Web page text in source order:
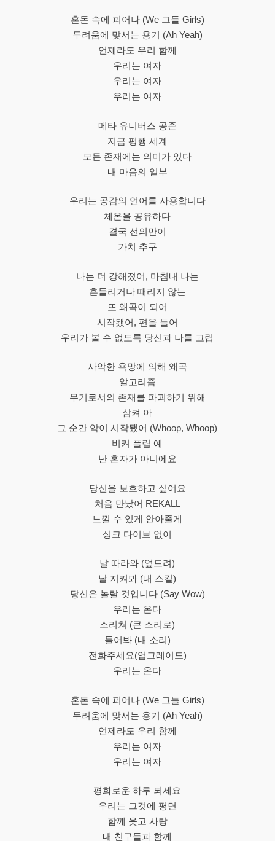
혼돈 속에 피어나 (We 그들 Girls)
두려움에 맞서는 용기 (Ah Yeah)
언제라도 우리 함께
우리는 여자
우리는 여자
우리는 여자
메타 유니버스 공존
지금 평행 세계
모든 존재에는 의미가 있다
내 마음의 일부
우리는 공감의 언어를 사용합니다
체온을 공유하다
결국 선의만이
가치 추구
나는 더 강해졌어, 마침내 나는
흔들리거나 때리지 않는
또 왜곡이 되어
시작됐어, 편을 들어
우리가 볼 수 없도록 당신과 나를 고립
사악한 욕망에 의해 왜곡
알고리즘
무기로서의 존재를 파괴하기 위해
삼켜 아
그 순간 악이 시작됐어 (Whoop, Whoop)
비켜 플립 예
난 혼자가 아니에요
당신을 보호하고 싶어요
처음 만났어 REKALL
느낄 수 있게 안아줄게
싱크 다이브 없이
날 따라와 (엎드려)
날 지켜봐 (내 스킬)
당신은 놀랄 것입니다 (Say Wow)
우리는 온다
소리쳐 (큰 소리로)
들어봐 (내 소리)
전화주세요(업그레이드)
우리는 온다
혼돈 속에 피어나 (We 그들 Girls)
두려움에 맞서는 용기 (Ah Yeah)
언제라도 우리 함께
우리는 여자
우리는 여자
평화로운 하루 되세요
우리는 그것에 평면
함께 웃고 사랑
내 친구들과 함께